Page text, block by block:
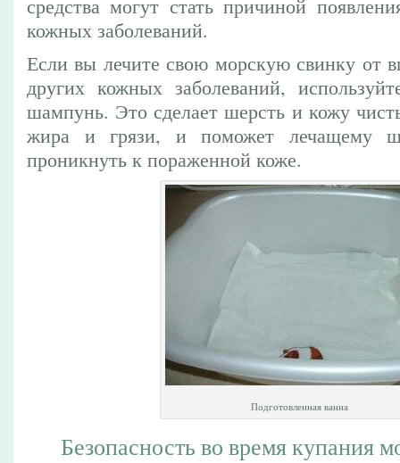
средства могут стать причиной
кожных заболеваний.
Если вы лечите свою морскую свинку от
других кожных заболеваний,
шампунь. Это сделает шерсть и кожу
жира и грязи, и поможет лечащему
проникнуть к пораженной коже.
Подготовленная ванна
Безопасность во время купания